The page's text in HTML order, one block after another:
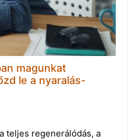
magunkat
le a nyaralás-
teljes regenerálódás, a